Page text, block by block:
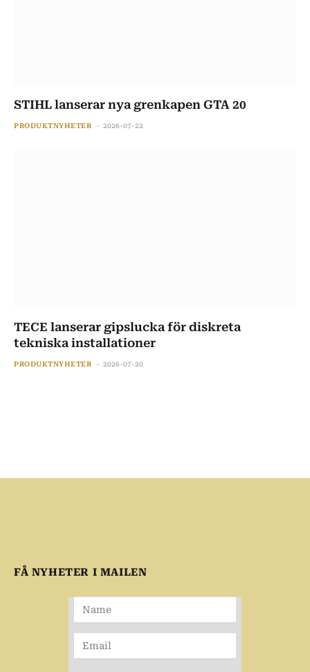
STIHL lanserar nya grenkapen GTA 20
PRODUKTNYHETER 2026-07-22
TECE lanserar gipslucka för diskreta
tekniska installationer
PRODUKTNYHETER 2026-07-20
FÅ NYHETER I MAILEN